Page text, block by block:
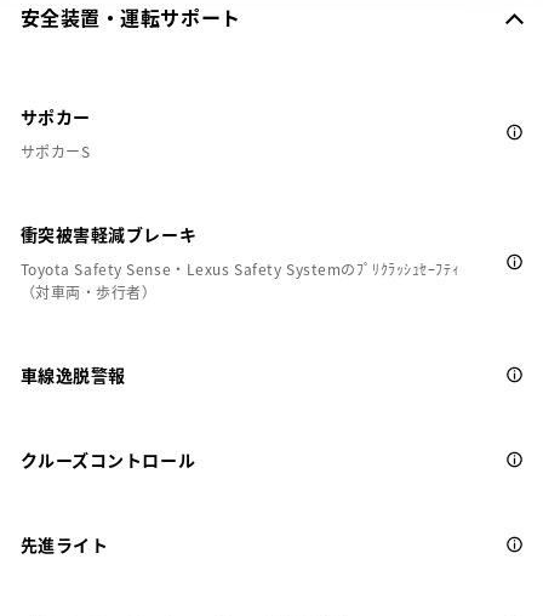
安全装置・運転サポート
サポカー
サポカーS
衝突被害軽減ブレーキ
Toyota Safety Sense・Lexus Safety Systemのﾌﾟﾘｸﾗｯｼｭｾｰﾌﾃｨ
（対車両・歩行者）
車線逸脱警報
クルーズコントロール
先進ライト